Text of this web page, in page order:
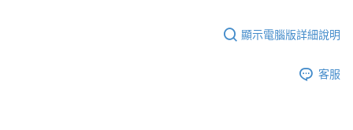
顯示電腦版詳細說明
客服